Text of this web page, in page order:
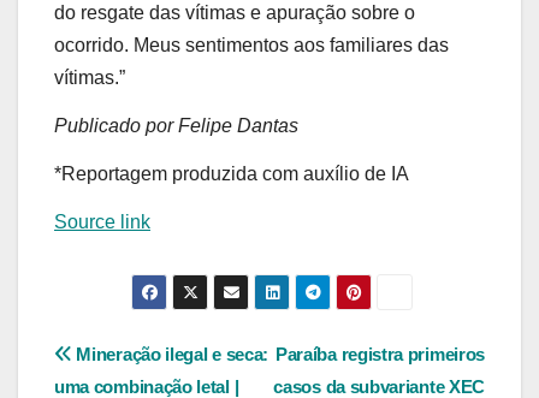
do resgate das vítimas e apuração sobre o
ocorrido. Meus sentimentos aos familiares das
vítimas.”
Publicado por Felipe Dantas
*Reportagem produzida com auxílio de IA
Source link
Navegação
Paraíba registra primeiros
casos da subvariante XEC
Mineração ilegal e seca:
uma combinação letal |